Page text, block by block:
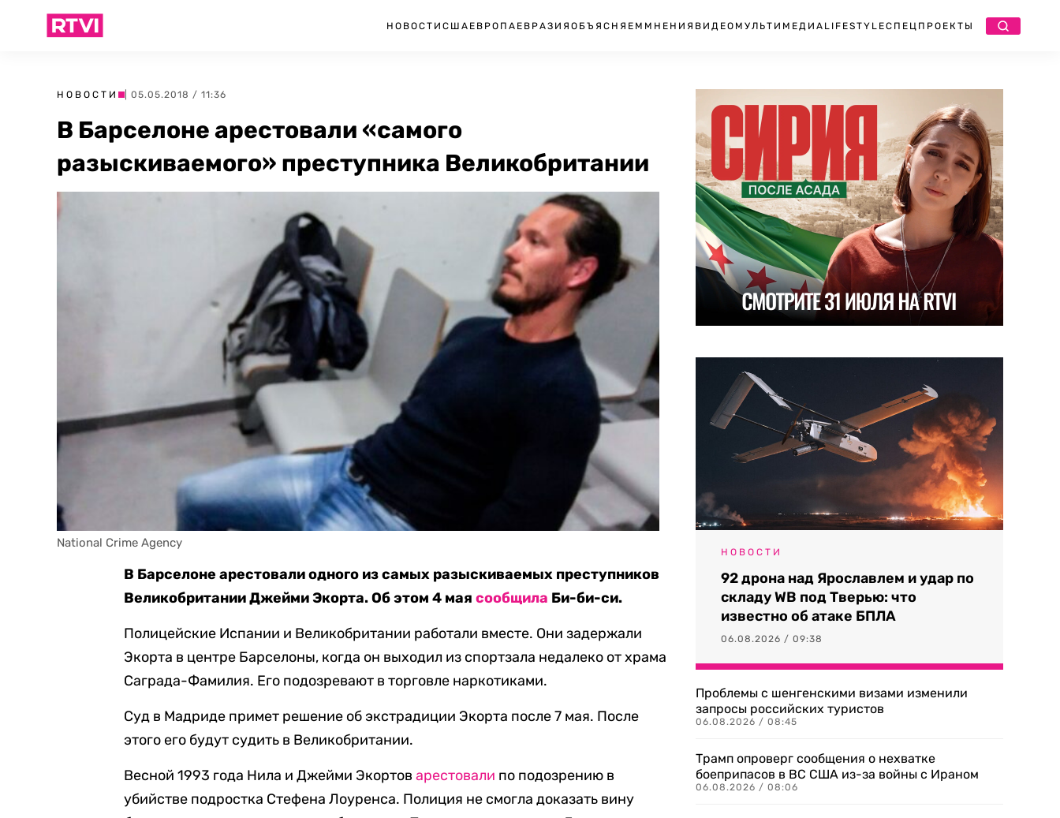
НОВОСТИ США ЕВРОПА ЕВРАЗИЯ ОБЪЯСНЯЕМ МНЕНИЯ ВИДЕО МУЛЬТИМЕДИА LIFESTYLEСПЕЦПРОЕКТЫ
НОВОСТИ | 05.05.2018 / 11:36
В Барселоне арестовали «самого
разыскиваемого» преступника Великобритании
National Crime Agency
В Барселоне арестовали одного из самых разыскиваемых преступников
Великобритании Джейми Экорта. Об этом 4 маясообщила Би-би-си.
Полицейские Испании и Великобритании работали вместе. Они задержали
Экорта в центре Барселоны, когда он выходил из спортзала недалеко от храма
Саграда-Фамилия. Его подозревают в торговле наркотиками.
Суд в Мадриде примет решение об экстрадиции Экорта после 7 мая. После
этого его будут судить в Великобритании.
Весной 1993 года Нила и Джейми Экортоварестовали по подозрению в
убийстве подростка Стефена Лоуренса. Полиция не смогла доказать вину
НОВОСТИ
92 дрона над Ярославлем и удар по
складу WB под Тверью: что
известно об атаке БПЛА
06.08.2026 / 09:38
Проблемы с шенгенскими визами изменили
запросы российских туристов
06.08.2026 / 08:45
Трамп опроверг сообщения о нехватке
боеприпасов в ВС США из-за войны с Ираном
06.08.2026 / 08:06